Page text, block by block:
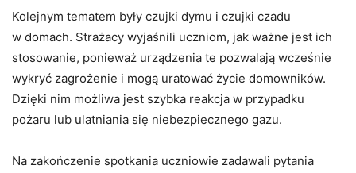
Kolejnym tematem były czujki dymu i czujki czadu
w domach. Strażacy wyjaśnili uczniom, jak ważne jest ich
stosowanie, ponieważ urządzenia te pozwalają wcześnie
wykryć zagrożenie i mogą uratować życie domowników.
Dzięki nim możliwa jest szybka reakcja w przypadku
pożaru lub ulatniania się niebezpiecznego gazu.
Na zakończenie spotkania uczniowie zadawali pytania